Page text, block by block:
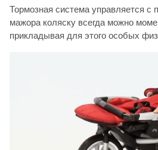
Тормозная система управляется
мажора коляску всегда можно
прикладывая для этого особых